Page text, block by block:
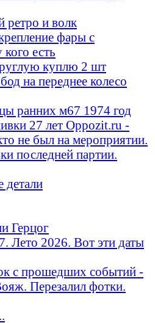
ретро и волк
фары с
есть
куплю 2 шт
на переднее колесо
ранних м67 1974 год
27 лет Oppozit.ru -
не был на мероприятии.
последней партии.
Герцог
Лето 2026. Вот эти даты
с прошедших событий -
Перезалил фотки.